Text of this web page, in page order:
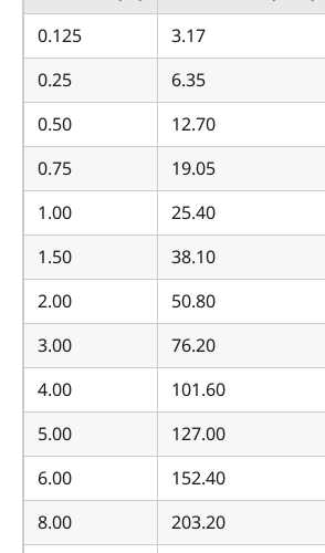
0.125
3.17
0.25
6.35
0.50
12.70
0.75
19.05
1.00
25.40
1.50
38.10
2.00
50.80
3.00
76.20
4.00
101.60
5.00
127.00
6.00
152.40
8.00
203.20